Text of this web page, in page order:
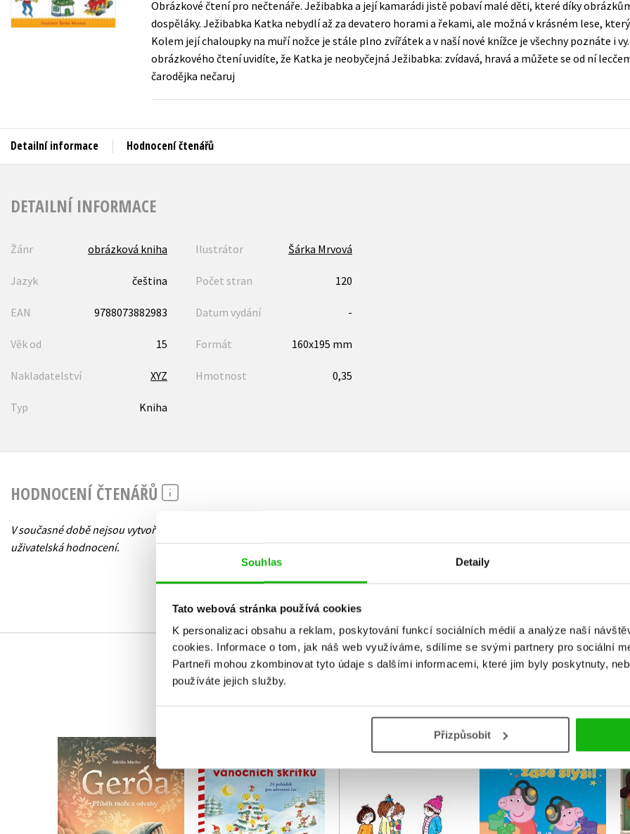
Souhlas Detaily
Tato webová stránka používá cookies
K personalizaci obsahu a reklam, poskytování funkcí sociálních médií a analýze naší
cookies. Informace o tom, jak náš web využíváme, sdílíme se svými partnery pro sociální
Partneři mohou zkombinovat tyto údaje s dalšími informacemi, které jim byly poskytnuty,
používáte jejich služby.
Přizpůsobit
Auto - moto
Jazyky
Kalendáře
Kariéra a osobní rozvoj
Populárně - naučná pro dospělé
Populárně - naučné pro děti
Předškoláci
Young adult (SK)
Zahraniční literatura
Obrázkové čtení pro nečtenáře. Ježibabka a její kamarádi jistě pobaví malé děti, které díky
dospěláky. Ježibabka Katka nebydlí až za devatero horami a řekami, ale možná v krásném lese,
Kolem její chaloupky na muří nožce je stále plno zvířátek a v naší nové knížce je všechny poznáte i
obrázkového čtení uvidíte, že Katka je neobyčejná Ježibabka: zvídavá, hravá a můžete se od ní
čarodějka nečaruj
Detailní informace Hodnocení čtenářů
DETAILNÍ INFORMACE
Žánr obrázková kniha Ilustrátor Šárka Mrvová
Jazyk čeština Počet stran 120
EAN 9788073882983 Datum vydání -
Věk od 15 Formát 160x195 mm
Nakladatelství XYZ Hmotnost 0,35
Typ Kniha
HODNOCENÍ ČTENÁŘŮ
V současné době nejsou vytvořena žádná
uživatelská hodnocení.
Uživatelskou recenzi mohou vkládat pouze registrovaní
MOHLO BY VÁS TAKÉ ZAJÍMAT
Gerda: Příběh moře a
odvahy
Adrián Macho
skřítků
Ingrid Uebeová
Ema jde do školky
slyší!
Kolektiv